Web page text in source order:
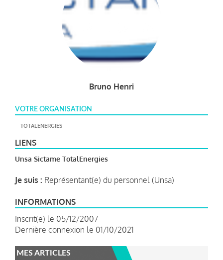
Bruno Henri
VOTRE ORGANISATION
TOTALENERGIES
LIENS
Unsa Sictame TotalEnergies
Je suis : Représentant(e) du personnel (Unsa)
INFORMATIONS
Inscrit(e) le 05/12/2007
Dernière connexion le 01/10/2021
MES ARTICLES